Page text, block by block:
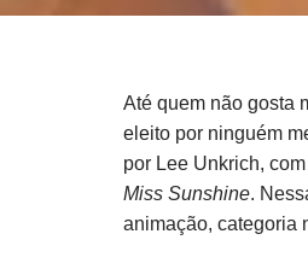
Até quem não gosta
eleito por ninguém
por Lee Unkrich,
Miss Sunshine.
animação, categoria